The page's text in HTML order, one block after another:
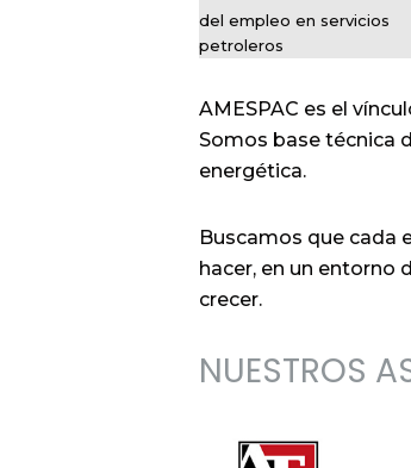
del empleo en servicios
petroleros
AMESPAC es el
Somos base técnica
energética.
Buscamos que cada
hacer, en un entorno
crecer.
NUESTROS